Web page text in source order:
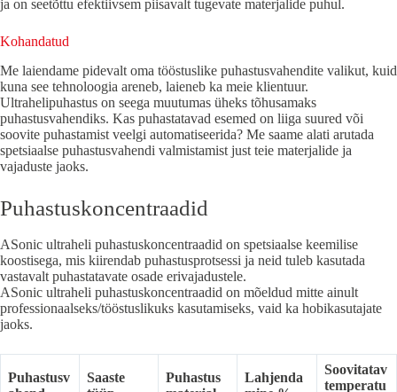
ja on seetõttu efektiivsem piisavalt tugevate materjalide puhul.
Kohandatud
Me laiendame pidevalt oma tööstuslike puhastusvahendite valikut, kuid
kuna see tehnoloogia areneb, laieneb ka meie klientuur.
Ultrahelipuhastus on seega muutumas üheks tõhusamaks
puhastusvahendiks. Kas puhastatavad esemed on liiga suured või
soovite puhastamist veelgi automatiseerida? Me saame alati arutada
spetsiaalse puhastusvahendi valmistamist just teie materjalide ja
vajaduste jaoks.
Puhastuskoncentraadid
ASonic ultraheli puhastuskoncentraadid on spetsiaalse keemilise
koostisega, mis kiirendab puhastusprotsessi ja neid tuleb kasutada
vastavalt puhastatavate osade erivajadustele.
ASonic ultraheli puhastuskoncentraadid on mõeldud mitte ainult
professionaalseks/tööstuslikuks kasutamiseks, vaid ka hobikasutajate
jaoks.
Puhastusv
Saaste
Puhastus
Lahjenda
Soovitatav
temperatu